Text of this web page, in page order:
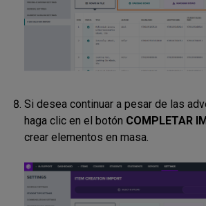
Si desea continuar a pesar de las
haga clic en el botón COMPLETAR
crear elementos en masa.